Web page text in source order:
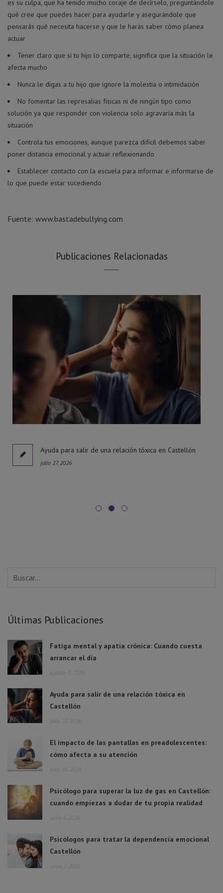
es su culpa, que ha tenido mucho coraje de decírselo, preguntándole
qué cree que puedes hacer para ayudarle y asegurándole que
pensarás qué necesita hacerse y que le harás saber cómo planea
actuar
Tener claro que si tu hijo lo comparte, significa que la situación le
afecta mucho
Nunca le digas a tu hijo que ignore la molestia o intimidación
No fomentar las represalias físicas ni de ningún tipo como
solución ya que responder con violencia solo agravaría más la
situación
Controla tus emociones, aunque parezca difícil debemos saber
poner distancia emocional y actuar reflexionando
Establecer contacto con la escuela para informar e informarse de
lo que puede estar sucediendo
Fuente: www.bastadebullying.com
Publicaciones Relacionadas
Ayuda para salir de una relación tóxica en Castellón
julio 27, 2026
Últimas Publicaciones
Fatiga mental y apatía crónica: Cuando cuesta
arrancar el día
agosto 3, 2026
Ayuda para salir de una relación tóxica en
Castellón
julio 27, 2026
El impacto de las pantallas en preadolescentes:
cómo afecta a su atención
julio 16, 2026
Psicólogo para superar la luz de gas en Castellón:
cuando empiezas a dudar de tu propia realidad
junio 6, 2026
Psicólogos para tratar la dependencia emocional
Castellón
junio 2, 2026